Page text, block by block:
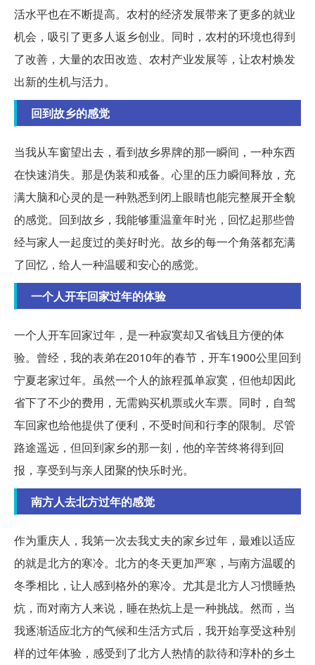
活水平也在不断提高。农村的经济发展带来了更多的就业
机会，吸引了更多人返乡创业。同时，农村的环境也得到
了改善，大量的农田改造、农村产业发展等，让农村焕发
出新的生机与活力。
回到故乡的感觉
当我从车窗望出去，看到故乡界牌的那一瞬间，一种东西
在快速消失。那是伪装和戒备。心里的压力瞬间释放，充
满大脑和心灵的是一种熟悉到闭上眼睛也能完整展开全貌
的感觉。回到故乡，我能够重温童年时光，回忆起那些曾
经与家人一起度过的美好时光。故乡的每一个角落都充满
了回忆，给人一种温暖和安心的感觉。
一个人开车回家过年的体验
一个人开车回家过年，是一种寂寞却又省钱且方便的体
验。曾经，我的表弟在2010年的春节，开车1900公里回到
宁夏老家过年。虽然一个人的旅程孤单寂寞，但他却因此
省下了不少的费用，无需购买机票或火车票。同时，自驾
车回家也给他提供了便利，不受时间和行李的限制。尽管
路途遥远，但回到家乡的那一刻，他的辛苦终将得到回
报，享受到与亲人团聚的快乐时光。
南方人去北方过年的感觉
作为重庆人，我第一次去我丈夫的家乡过年，最难以适应
的就是北方的寒冷。北方的冬天更加严寒，与南方温暖的
冬季相比，让人感到格外的寒冷。尤其是北方人习惯睡热
炕，而对南方人来说，睡在热炕上是一种挑战。然而，当
我逐渐适应北方的气候和生活方式后，我开始享受这种别
样的过年体验，感受到了北方人热情的款待和淳朴的乡土